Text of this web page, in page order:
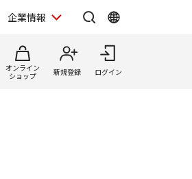
企業情報
オンライン
ショップ
新規登録 ログイン